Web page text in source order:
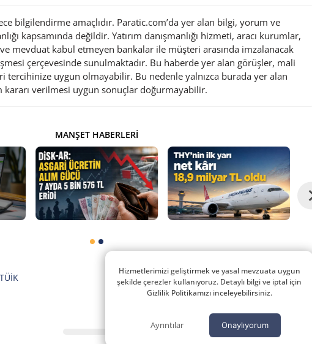
bilgilendirme amaçlıdır. Paratic.com’da yer alan bilgi, yorum ve
kapsamında değildir. Yatırım danışmanlığı hizmeti, aracı kurumlar,
mevduat kabul etmeyen bankalar ile müşteri arasında imzalanacak
çerçevesinde sunulmaktadır. Bu haberde yer alan görüşler, mali
tercihinize uygun olmayabilir. Bu nedenle yalnızca burada yer alan
kararı verilmesi uygun sonuçlar doğurmayabilir.
MANŞET HABERLERI
Hizmetlerimizi geliştirmek ve yasal mevzuata uygun
şekilde çerezler kullanıyoruz. Detaylı bilgi ve iptal için
Gizlilik Politikamızı inceleyebilirsiniz.
Ayrıntılar Onaylıyorum